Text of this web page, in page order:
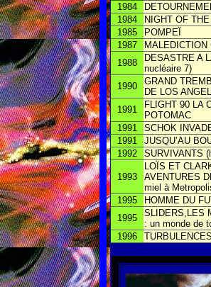
1984
1984
NIGHT OF
1985
POMPEÏ
1987
1988
DESASTRE A
nucléaire 7)
1990
GRAND
DE LOS
1991
FLIGHT 90 LA
POTOMAC
1991
SCHOK
1991
JUSQU’AU
1992
SURVIVANTS
1993
LOÏS ET
AVENTURES
miel à
1995
HOMME DU
1995
SLIDERS,LES
: un monde de
1996